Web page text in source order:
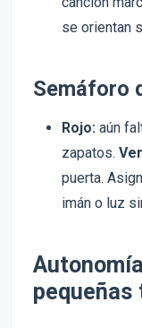
se orientan
Semáforo
Rojo: aún
zapatos.
puerta.
imán o luz
pequeñas